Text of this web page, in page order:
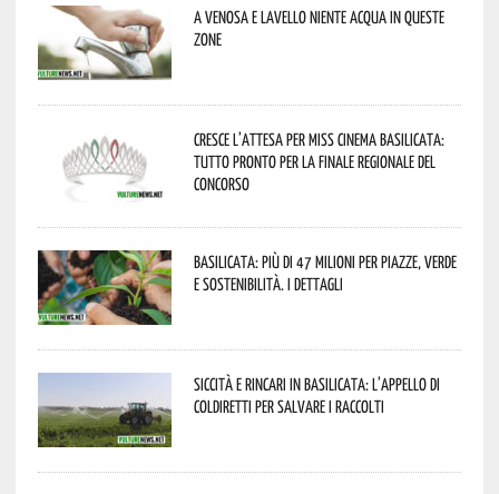
A Venosa e Lavello niente acqua in queste
zone
Cresce l’attesa per Miss Cinema Basilicata:
tutto pronto per la finale regionale del
concorso
Basilicata: più di 47 milioni per piazze, verde
e sostenibilità. I dettagli
Siccità e rincari in Basilicata: l’appello di
Coldiretti per salvare i raccolti